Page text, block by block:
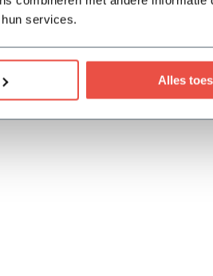
services.
Alles
Dubbele bodem
Garantie 5